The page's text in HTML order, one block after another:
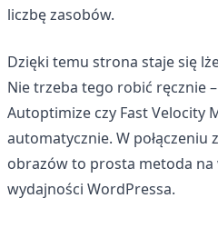
liczbę zasobów.
Dzięki temu strona staje się
Nie trzeba tego robić ręcznie
Autoptimize czy Fast Velocity
automatycznie. W połączeniu
obrazów to prosta metoda na
wydajności WordPressa.